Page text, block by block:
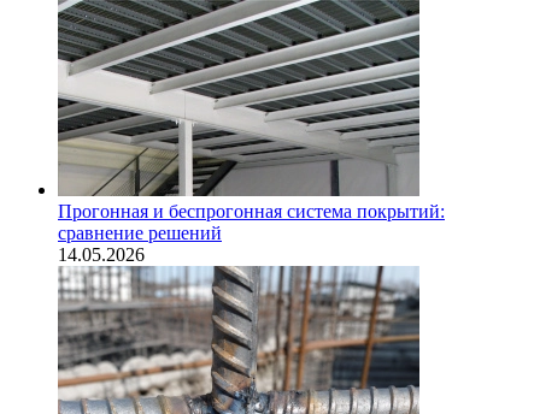
Прогонная и беспрогонная система покрытий:
сравнение решений
14.05.2026